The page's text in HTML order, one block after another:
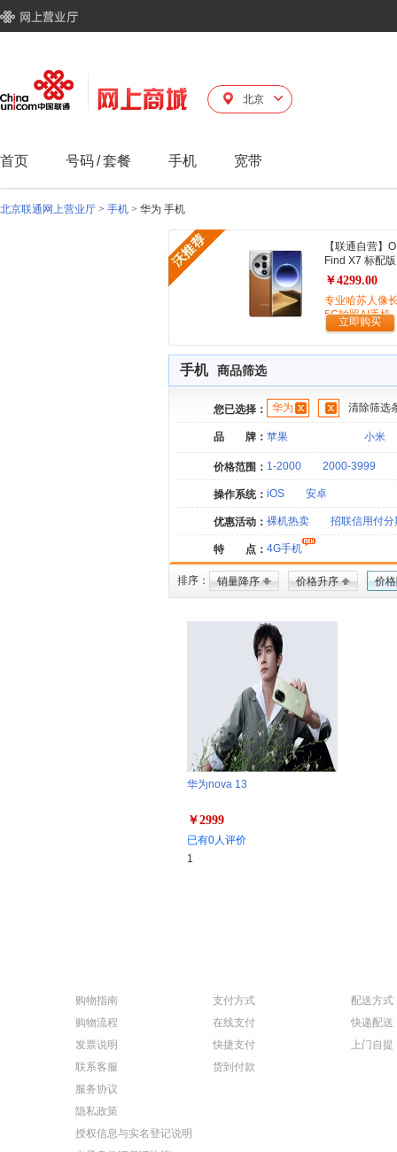
北京
首页 号码/套餐 手机 宽带
北京联通网上营业厅 > 手机 > 华为 手机
【联通自营】
Find X7 标配版
￥4299.00
专业哈苏人像
5G拍照AI手机
立即购买
手机 商品筛选
您已选择： 华为 清除筛选
品 牌： 苹果 小米
价格范围： 1-2000 2000-3999
操作系统： iOS 安卓
优惠活动： 裸机热卖 招联信用付分
特 点： 4G手机
排序： 销量降序 价格升序 价
华为nova 13
￥2999
已有0人评价
1
购物指南
购物流程
发票说明
联系客服
服务协议
隐私政策
授权信息与实名登记说明
支付方式
在线支付
快捷支付
货到付款
配送方式
快递配送
上门自提